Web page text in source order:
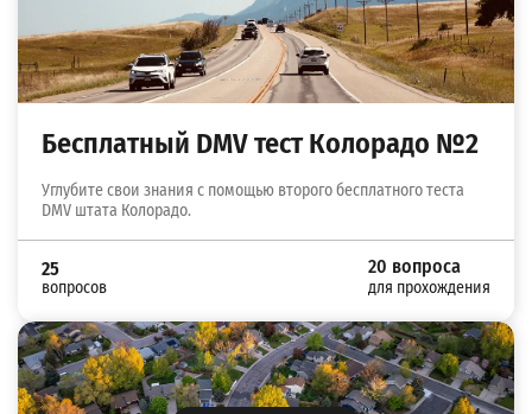
Бесплатный DMV тест Колорадо №2
Углубите свои знания с помощью второго бесплатного теста
DMV штата Колорадо.
25
вопросов
20 вопроса
для прохождения